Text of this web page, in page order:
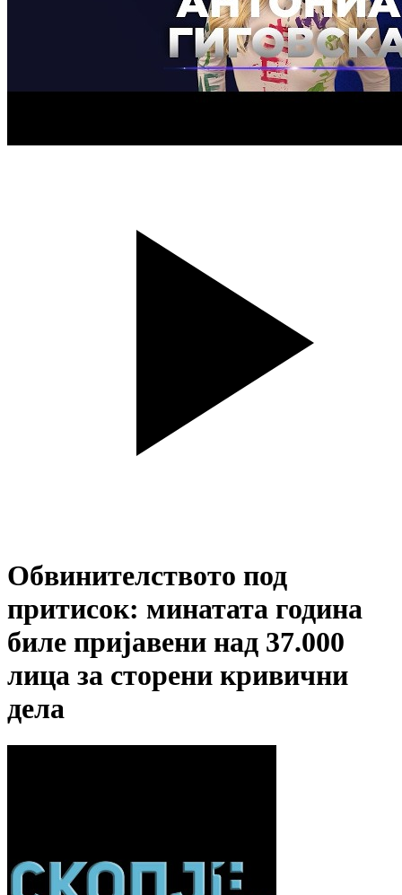
Обвинителството под
притисок: минатата година
биле пријавени над 37.000
лица за сторени кривични
дела